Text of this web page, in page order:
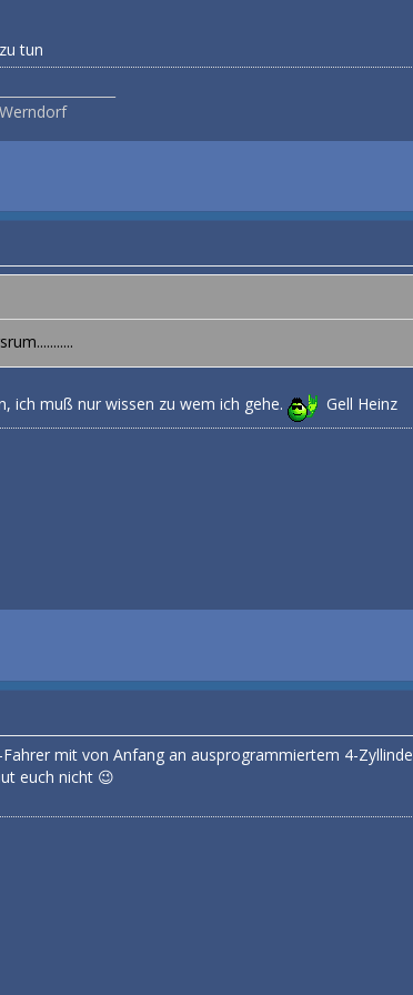
tun
ich muß nur wissen zu wem ich gehe. Gell Heinz
mit von Anfang an ausprogrammiertem 4-
euch nicht 😉